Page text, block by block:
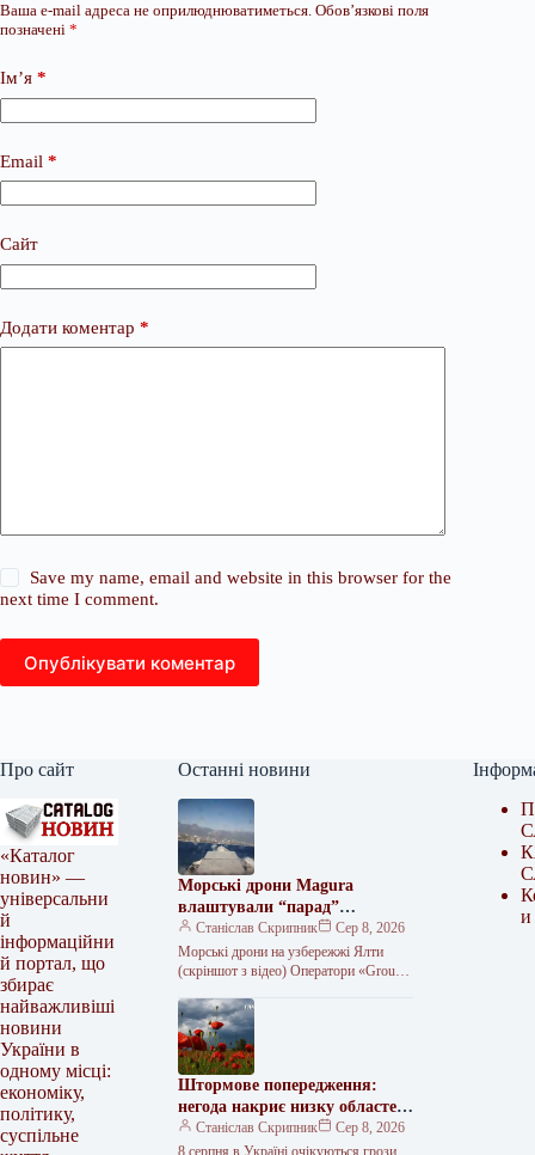
Ваша e-mail адреса не оприлюднюватиметься. Обов’язкові поля
позначені *
Ім’я *
Email *
Сайт
Додати коментар *
Save my name, email and website in this browser for the
next time I comment.
Опублікувати коментар
Про сайт
«Каталог
новин» —
універсальни
й
інформаційни
й портал, що
збирає
найважливіші
новини
України в
одному місці:
економіку,
політику,
суспільне
Останні новини
Морські дрони Magura
влаштували “парад”
неподалік Ялти
Станіслав Скрипник
Сер 8, 2026
Морські дрони на узбережжі Ялти
(скріншот з відео) Оператори «Group
південного узбережжя Криму до
Дня…
Штормове попередження:
негода накриє низку областей
8 серпня
Станіслав Скрипник
Сер 8, 2026
8 серпня в Україні очікуються грози
и